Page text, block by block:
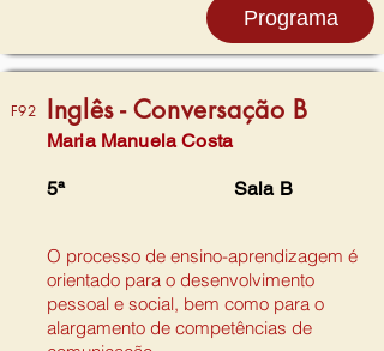
Programa
F92 Inglês - Conversação B
Maria Manuela Costa
5ª Sala B
O processo de ensino-aprendizagem é
orientado para o desenvolvimento
pessoal e social, bem como para o
alargamento de competências de